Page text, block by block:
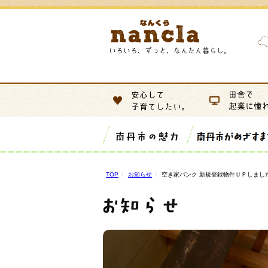
TOP お知らせ 空き家バンク 新規登録物件ＵＰしまし